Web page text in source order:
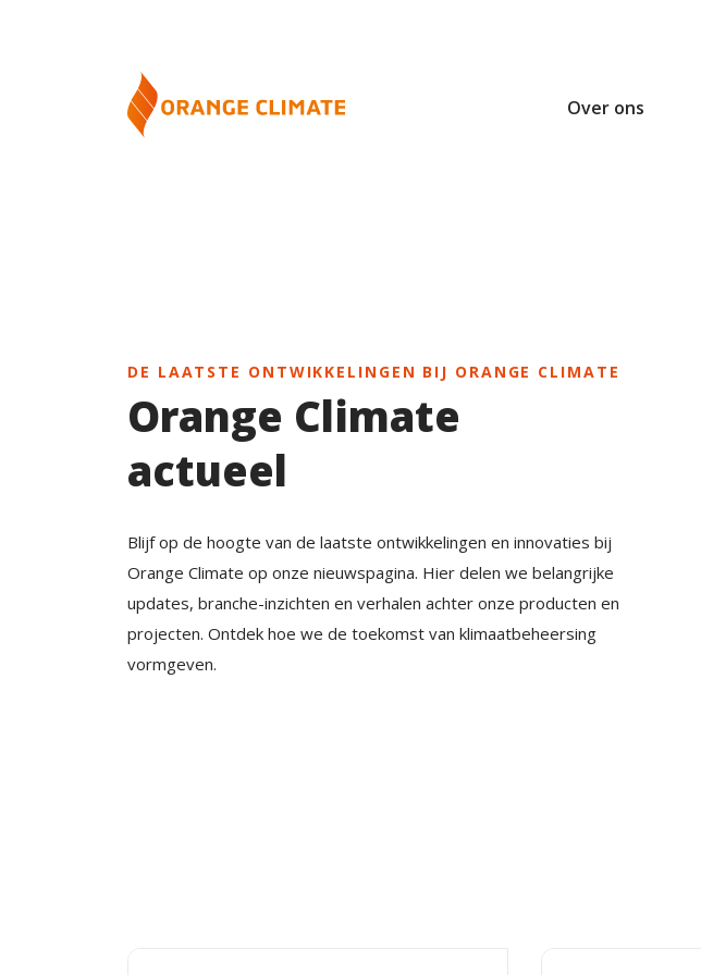
Over ons
DE LAATSTE ONTWIKKELINGEN BIJ ORANGE CLIMATE
Orange Climate
actueel
Blijf op de hoogte van de laatste ontwikkelingen en innovaties bij
Orange Climate op onze nieuwspagina. Hier delen we belangrijke
updates, branche-inzichten en verhalen achter onze producten en
projecten. Ontdek hoe we de toekomst van klimaatbeheersing
vormgeven.